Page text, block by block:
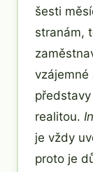
šesti
stranám,
vzájemné
realitou.
je vždy
proto je